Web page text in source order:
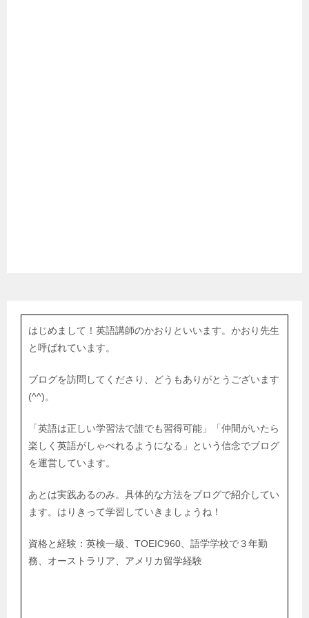
はじめまして！英語講師のかおりといいます。かおり先生
と呼ばれています。
ブログを訪問してくださり、どうもありがとうございます
(^^)。
「英語は正しい学習法で誰でも習得可能」「仲間がいたら
楽しく英語がしゃべれるようになる」という信念でブログ
を運営しています。
あとは実践あるのみ。具体的な方法をブログで紹介してい
ます。はりきって学習していきましょうね！
資格と経験：英検一級、TOEIC960、語学学校で３年勤
務、オーストラリア、アメリカ留学経験